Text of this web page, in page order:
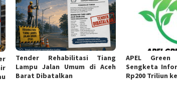
Tender Rehabilitasi Tiang
Lampu Jalan Umum di Aceh
Barat Dibatalkan
APEL
Sengketa
Rp200 Triliun